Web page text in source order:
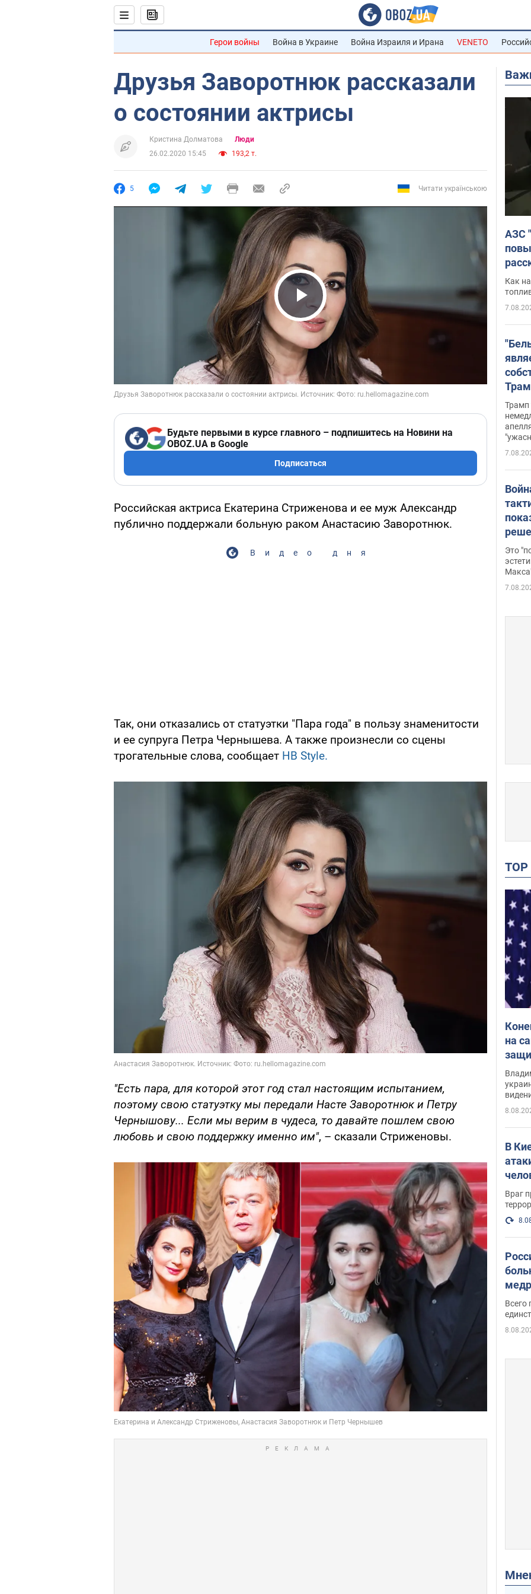
Герои войны Война в Украине Война Израиля и Ирана VENETO
Друзья Заворотнюк рассказали
о состоянии актрисы
Кристина Долматова
Люди
26.02.2020 15:45
193,2 т.
5 Читати українською
Play Video
Будьте первыми в курсе главного – подпишитесь на Новини на
OBOZ.UA в Google
Подписаться
Российская актриса Екатерина Стриженова и ее муж Александр
публично поддержали больную раком Анастасию Заворотнюк.
Видео дня
Так, они отказались от статуэтки "Пара года" в пользу знаменитости
и ее супруга Петра Чернышева. А также произнесли со сцены
трогательные слова, сообщает HB Style.
"Есть пара, для которой этот год стал настоящим испытанием,
поэтому свою статуэтку мы передали Насте Заворотнюк и Петру
Чернышову... Если мы верим в чудеса, то давайте пошлем свою
любовь и свою поддержку именно им", – сказали Стриженовы.
АЗС
Как
Трамп
Это
на
В
Враг
Всего